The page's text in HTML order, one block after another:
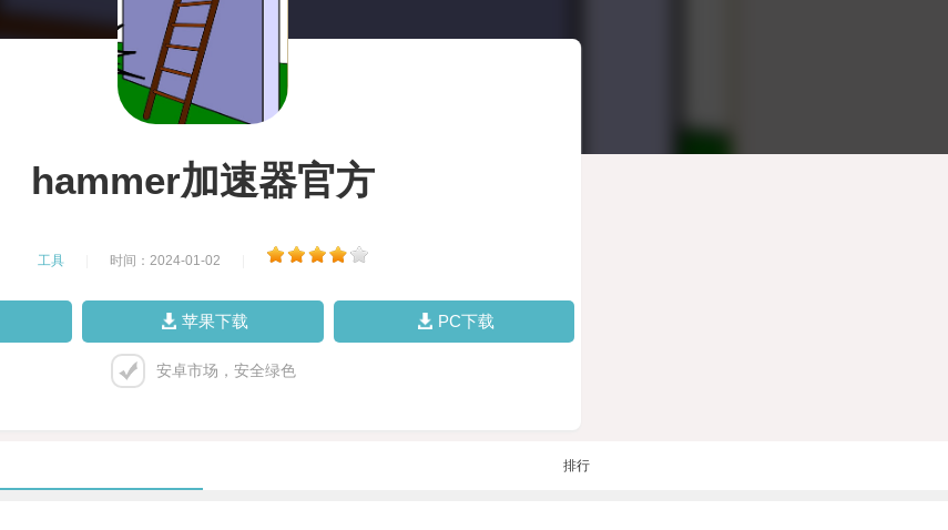
hammer加速器官方
工具 时间：2024-01-02
苹果下载 PC下载
安卓市场，安全绿色
排行